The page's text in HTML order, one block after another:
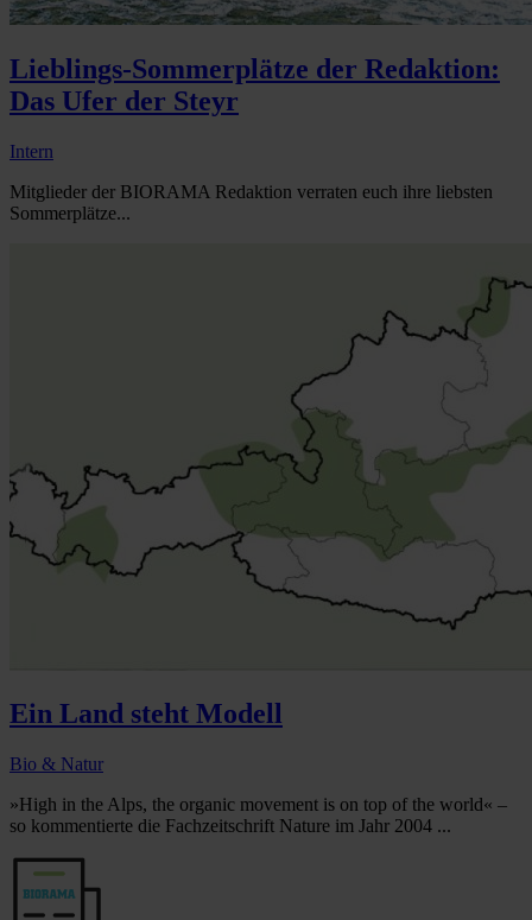
Lieblings-Sommerplätze der Redaktion:
Das Ufer der Steyr
Intern
Mitglieder der BIORAMA Redaktion verraten euch ihre liebsten
Sommerplätze...
Ein Land steht Modell
Bio & Natur
»High in the Alps, the organic movement is on top of the world« –
so kommentierte die Fachzeitschrift Nature im Jahr 2004 ...